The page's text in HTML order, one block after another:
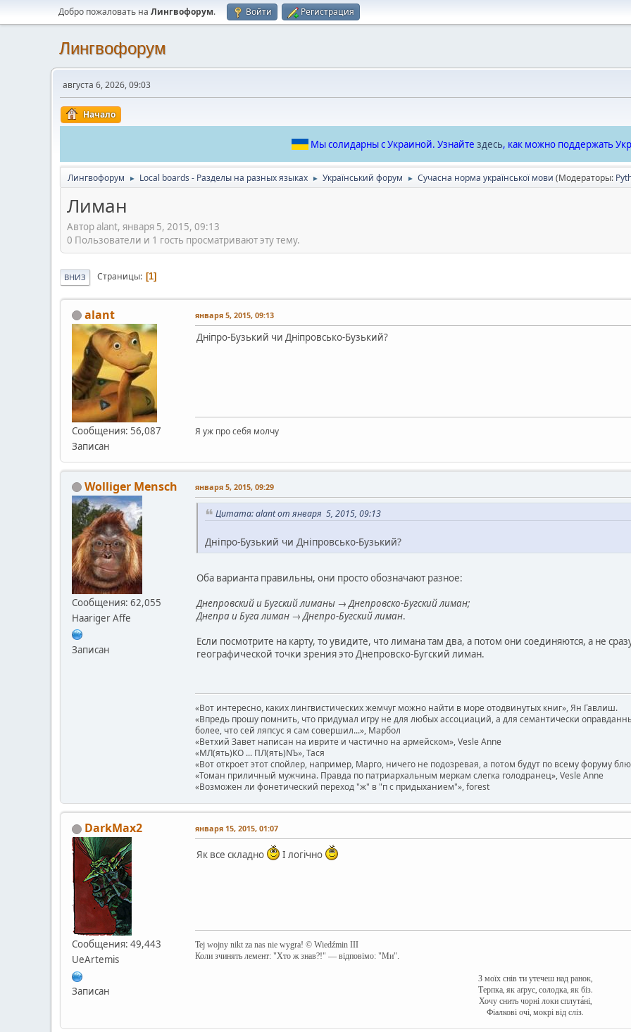
Добро пожаловать на Лингвофорум. Войти Регистрация
Лингвофорум
августа 6, 2026, 09:03
Начало
Мы солидарны с Украиной. Узнайте здесь, как можно поддержать
Лингвофорум ► Local boards - Разделы на разных языках ► Український форум ► Сучасна норма української мови (Модераторы:
Лиман
Автор alant, января 5, 2015, 09:13
0 Пользователи и 1 гость просматривают эту тему.
ВНИЗ Страницы 1
alant
Сообщения: 56,087
Записан
января 5, 2015, 09:13
Дніпро-Бузький чи Дніпровсько-Бузький?
Я уж про себя молчу
Wolliger Mensch
Сообщения: 62,055
Haariger Affe
Записан
января 5, 2015, 09:29
Цитата: alant от января 5, 2015, 09:13
Дніпро-Бузький чи Дніпровсько-Бузький?
Оба варианта правильны, они просто обозначают разное:
Днепровский и Бугский лиманы → Днепровско-Бугский лиман;
Днепра и Буга лиман → Днепро-Бугский лиман.
Если посмотрите на карту, то увидите, что лимана там два, а потом они соединяются, а не
географической точки зрения это Днепровско-Бугский лиман.
«Вот интересно, каких лингвистических жемчуг можно найти в море отодвинутых книг», Ян Гавлиш.
«Впредь прошу помнить, что придумал игру не для любых ассоциаций, а для семантически
более, что сей ляпсус я сам совершил...», Марбол
«Ветхий Завет написан на иврите и частично на армейском», Vesle Anne
«МЛ(ять)КО ... ПЛ(ять)NЪ», Тася
«Вот откроет этот спойлер, например, Марго, ничего не подозревая, а потом будут по всему форуму
«Томан приличный мужчина. Правда по патриархальным меркам слегка голодранец», Vesle Anne
«Возможен ли фонетический переход "ж" в "п с придыханием"», forest
DarkMax2
Сообщения: 49,443
UeArtemis
Записан
января 15, 2015, 01:07
Як все складно І логічно
Tej wojny nikt za nas nie wygra! © Wiedźmin III
Коли зчинять лемент: "Хто ж знав?!" — відповімо: "Ми".
З моїх снів ти утечеш над ранок,
Терпка, як аґрус, солодка, як біз.
Хочу снить чорні локи сплута́ні,
Фіалкові очі, мокрі від сліз.